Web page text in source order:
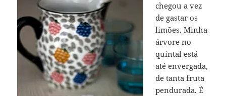
chegou a vez
de gastar os
limões. Minha
árvore no
quintal está
até envergada,
de tanta fruta
pendurada. É